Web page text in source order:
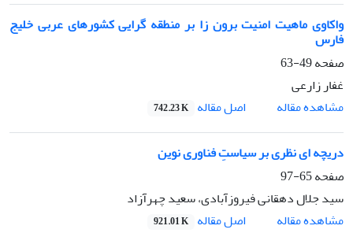
واکاوی ماهیت امنیت برون زا بر منطقه گرایی کشورهای عربی خلیج
فارس
صفحه49-63
غفار زارعی
مشاهده مقاله
اصل مقاله 742.23 K
دریچه ای نظری بر سیاست‌ِ فناوری نوین
صفحه65-97
سید جلال‌ دهقانی فیروزآبادی، سعید چهرآزاد
مشاهده مقاله
اصل مقاله 921.01 K